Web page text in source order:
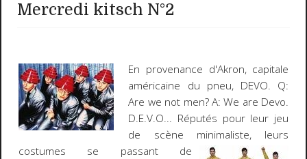
Mercredi kitsch N°2
En provenance d'Akron, capitale
américaine du pneu, DEVO. Q:
Are we not men? A: We are Devo.
D.E.V.O... Réputés pour leur jeu
de scène minimaliste, leurs
costumes se passant de